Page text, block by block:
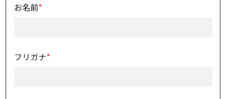
お名前*
フリガナ*